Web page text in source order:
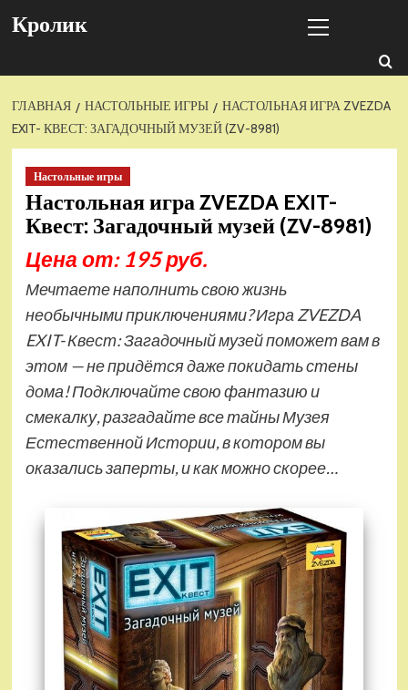
Кролик
меню
ГЛАВНАЯ НАСТОЛЬНЫЕ ИГРЫ
НАСТОЛЬНАЯ ИГРА ZVEZDA
EXIT- КВЕСТ: ЗАГАДОЧНЫЙ МУЗЕЙ (ZV-8981)
Настольные игры
Настольная игра ZVEZDA EXIT-
Квест: Загадочный музей (ZV-8981)
Цена от: 195 руб.
Мечтаете наполнить свою жизнь
необычными приключениями? Игра ZVEZDA
EXIT- Квест: Загадочный музей поможет вам в
этом — не придётся даже покидать стены
дома! Подключайте свою фантазию и
смекалку, разгадайте все тайны Музея
Естественной Истории, в котором вы
оказались заперты, и как можно скорее…